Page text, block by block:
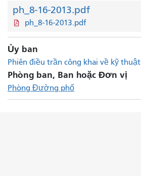
ph_8-16-2013.pdf
ph_8-16-2013.pdf
Ủy ban
Phiên điều trần công khai về kỹ thuật
Phòng ban, Ban hoặc Đơn vị
Phòng Đường phố